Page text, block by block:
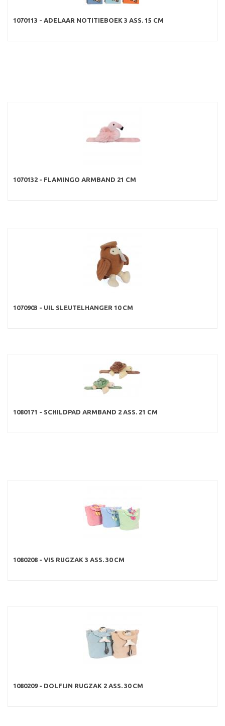
1070113 - ADELAAR NOTITIEBOEK 3 ASS. 15 CM
1070132 - FLAMINGO ARMBAND 21 CM
1070903 - UIL SLEUTELHANGER 10 CM
1080171 - SCHILDPAD ARMBAND 2 ASS. 21 CM
1080208 - VIS RUGZAK 3 ASS. 30 CM
1080209 - DOLFIJN RUGZAK 2 ASS. 30 CM